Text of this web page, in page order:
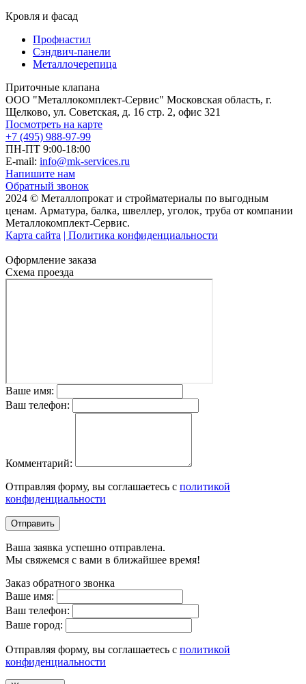
Кровля и фасад
Профнастил
Сэндвич-панели
Металлочерепица
Приточные клапана
ООО "Металлокомплект-Сервис" Московская область, г.
Щелково, ул. Советская, д. 16 стр. 2, офис 321
Посмотреть на карте
+7 (495) 988-97-99
ПН-ПТ 9:00-18:00
E-mail: info@mk-services.ru
Напишите нам
Обратный звонок
2024 © Металлопрокат и стройматериалы по выгодным
ценам. Арматура, балка, швеллер, уголок, труба от компании
Металлокомплект-Сервис.
Карта сайта | Политика конфиденциальности
Оформление заказа
Схема проезда
Ваше имя:
Ваш телефон:
Комментарий:
Отправляя форму, вы соглашаетесь с политикой
конфиденциальности
Отправить
Ваша заявка успешно отправлена.
Мы свяжемся с вами в ближайшее время!
Заказ обратного звонка
Ваше имя:
Ваш телефон:
Ваше город:
Отправляя форму, вы соглашаетесь с политикой
конфиденциальности